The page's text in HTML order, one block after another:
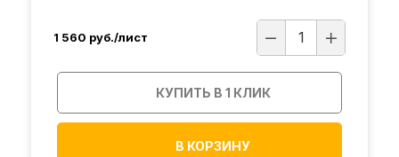
1 560 руб./лист
КУПИТЬ В 1 КЛИК
В КОРЗИНУ